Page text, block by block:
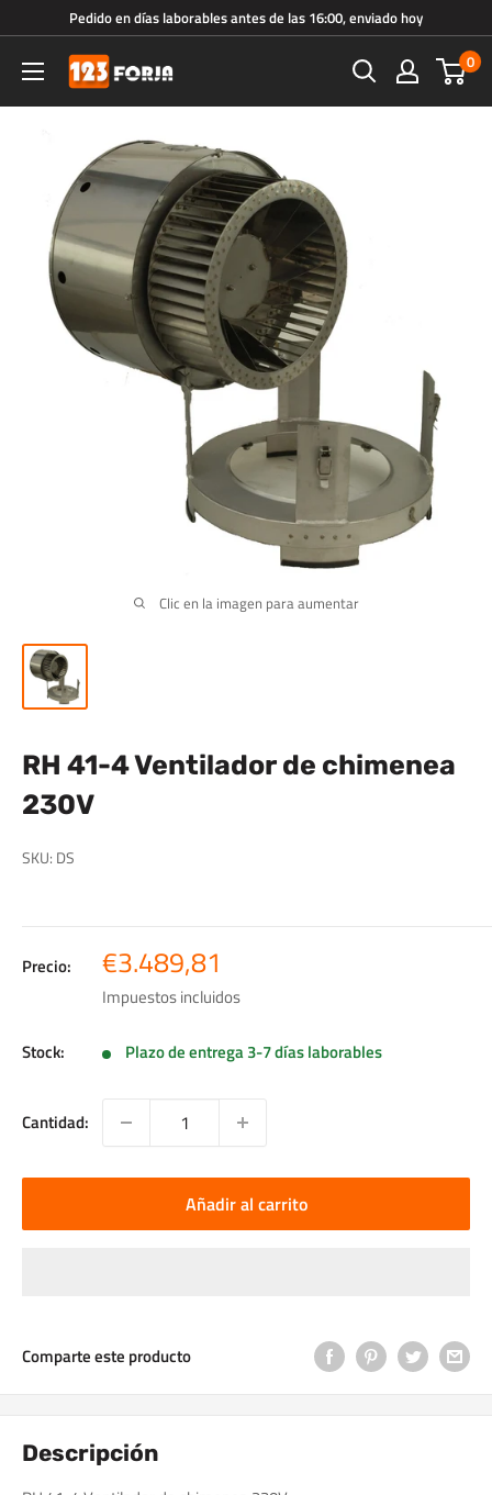
directamente
contenido
Pedido en días laborables antes de las 16:00, enviado hoy
123forja.es 0
Clic en la imagen para aumentar
RH 41-4 Ventilador de chimenea
230V
SKU: DS
Precio: Precio
de
venta
€3.489,81
Impuestos incluidos
Stock: Plazo de entrega 3-7 días laborables
Cantidad:
Añadir al carrito
Comparte este producto
Descripción